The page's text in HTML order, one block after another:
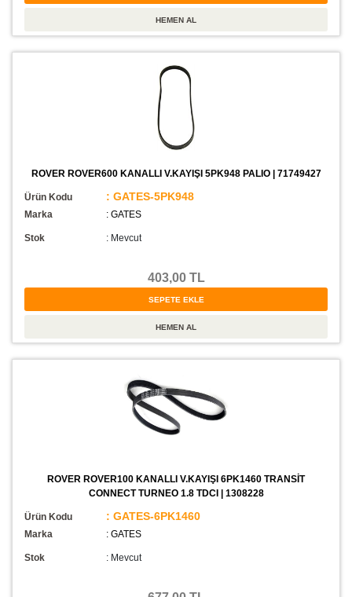
ROVER ROVER600 KANALLI V.KAYIŞI 5PK948 PALIO | 71749427
Ürün Kodu : GATES-5PK948
Marka : GATES
Stok : Mevcut
403,00 TL
ROVER ROVER100 KANALLI V.KAYIŞI 6PK1460 TRANSİT
CONNECT TURNEO 1.8 TDCI | 1308228
Ürün Kodu : GATES-6PK1460
Marka : GATES
Stok : Mevcut